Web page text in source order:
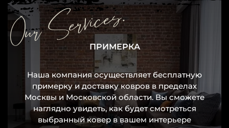
шерсти и шелка;
выразительная геометрия, подчеркивающая
архитектуру помещения;
сложные орнаменты, вдохновленные эпохой
ар-деко;
элегантность и плавность форм.
Our Services.
ПРИМЕРКА
Наша компания осуществляет бесплатную
примерку и доставку ковров в пределах
Москвы и Московской области. Вы сможете
наглядно увидеть, как будет смотреться
выбранный ковер в вашем интерьере